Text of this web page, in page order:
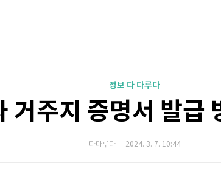
정보 다 다루다
거주지 증명서 발급
다다루다 2024. 3. 7. 10:44